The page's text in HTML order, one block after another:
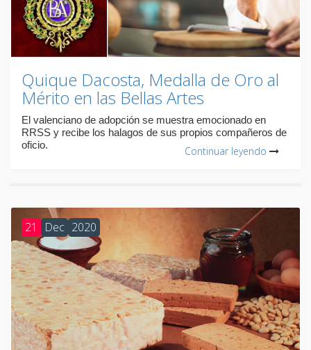
Quique Dacosta, Medalla de Oro al
Mérito en las Bellas Artes
El valenciano de adopción se muestra emocionado en
RRSS y recibe los halagos de sus propios compañeros de
oficio.
Continuar leyendo
21 Dec 2020